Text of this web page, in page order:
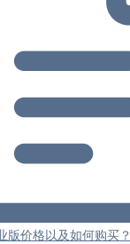
版价格以及如何购买？